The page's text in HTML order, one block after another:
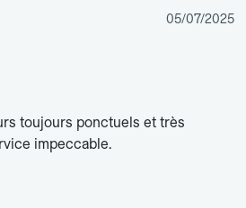
05/07/2025
toujours ponctuels et très
impeccable.